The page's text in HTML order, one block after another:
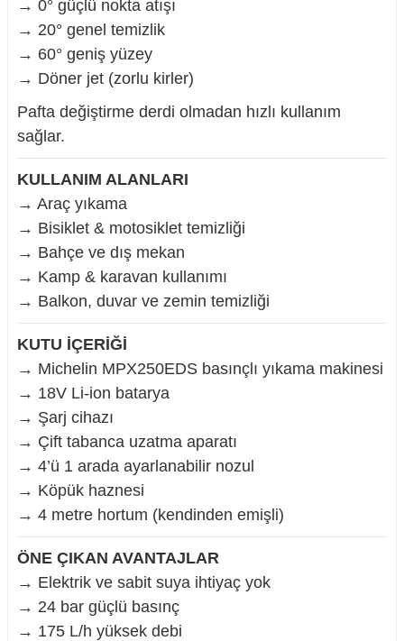
→ 0° güçlü nokta atışı
→ 20° genel temizlik
→ 60° geniş yüzey
→ Döner jet (zorlu kirler)
Pafta değiştirme derdi olmadan hızlı kullanım
sağlar.
KULLANIM ALANLARI
→ Araç yıkama
→ Bisiklet & motosiklet temizliği
→ Bahçe ve dış mekan
→ Kamp & karavan kullanımı
→ Balkon, duvar ve zemin temizliği
KUTU İÇERİĞİ
→ Michelin MPX250EDS basınçlı yıkama makinesi
→ 18V Li-ion batarya
→ Şarj cihazı
→ Çift tabanca uzatma aparatı
→ 4’ü 1 arada ayarlanabilir nozul
→ Köpük haznesi
→ 4 metre hortum (kendinden emişli)
ÖNE ÇIKAN AVANTAJLAR
→ Elektrik ve sabit suya ihtiyaç yok
→ 24 bar güçlü basınç
→ 175 L/h yüksek debi